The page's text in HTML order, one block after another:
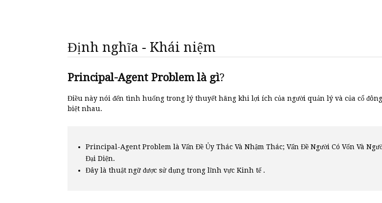
Định nghĩa - Khái niệm
Principal-Agent Problem là gì?
Điều này nói đến tình huống trong lý thuyết hãng khi lợi ích của người quản lý và của cổ
biệt nhau.
Principal-Agent Problem là Vấn Đề Ủy Thác Và Nhậm Thác; Vấn Đề Người Có Vốn Và
Đại Diện.
Đây là thuật ngữ được sử dụng trong lĩnh vực Kinh tế .